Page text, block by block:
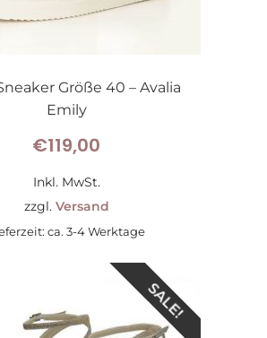
Größe 40 – Avalia
Emily
€119,00
Inkl. MwSt.
zzgl. Versand
ca. 3-4 Werktage
SALE!